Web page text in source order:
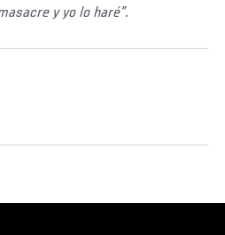
y yo lo haré”.